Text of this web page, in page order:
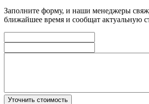
Заполните форму, и наши менеджеры
ближайшее время и сообщат актуальную
Уточнить стоимость